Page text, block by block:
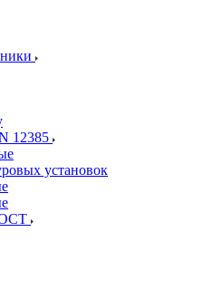
12385
установок